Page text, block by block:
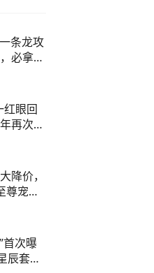
条龙攻
必拿5
红眼回
再次登
降价，
尊宠物
首次曝
辰套还